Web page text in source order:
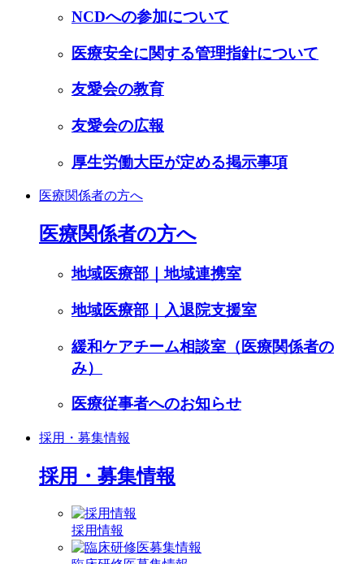
NCDへの参加について
医療安全に関する管理指針について
友愛会の教育
友愛会の広報
厚生労働大臣が定める掲示事項
医療関係者の方へ
医療関係者の方へ
地域医療部｜地域連携室
地域医療部｜入退院支援室
緩和ケアチーム相談室（医療関係者の
み）
医療従事者へのお知らせ
採用・募集情報
採用・募集情報
採用情報